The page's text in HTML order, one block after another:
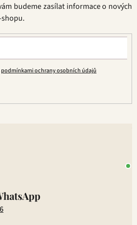
budeme zasílat informace o nových
podmínkami ochrany osobních údajů